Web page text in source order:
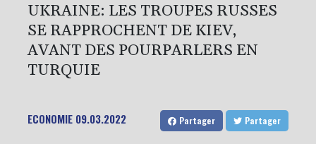
UKRAINE: LES TROUPES RUSSES
SE RAPPROCHENT DE KIEV,
AVANT DES POURPARLERS EN
TURQUIE
ECONOMIE 09.03.2022 Partager Partager